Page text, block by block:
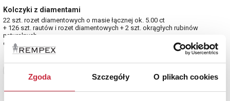
Zgoda Szczegóły O plikach cookies
Kolczyki z diamentami
22 szt. rozet diamentowych o masie łącznej ok. 5.00 ct
+ 126 szt. rautów i rozet diamentowych + 2 szt. okrągłych rubinów
naturalnych.
estymacja: 32 000 - 37 000 zł